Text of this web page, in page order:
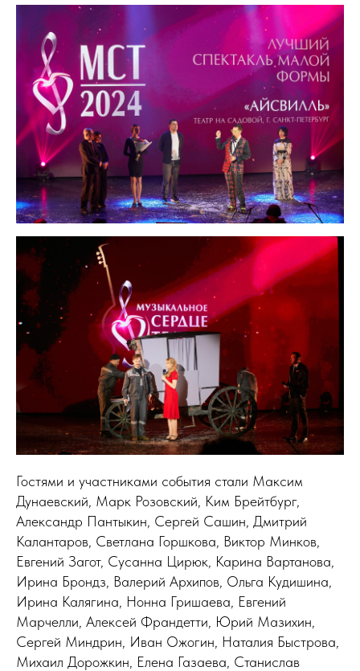
Гостями и участниками события стали Максим
Дунаевский, Марк Розовский, Ким Брейтбург,
Александр Пантыкин, Сергей Сашин, Дмитрий
Калантаров, Светлана Горшкова, Виктор Минков,
Евгений Загот, Сусанна Цирюк, Карина Вартанова,
Ирина Брондз, Валерий Архипов, Ольга Кудишина,
Ирина Калягина, Нонна Гришаева, Евгений
Марчелли, Алексей Франдетти, Юрий Мазихин,
Сергей Миндрин, Иван Ожогин, Наталия Быстрова,
Михаил Дорожкин, Елена Газаева, Станислав